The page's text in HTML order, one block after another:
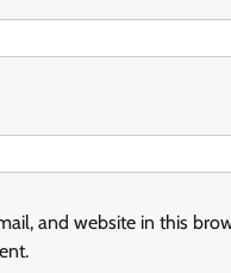
and website in this